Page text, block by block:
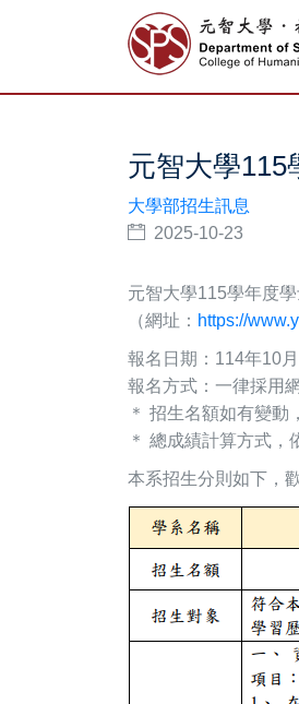
元智大學115
大學部招生訊息
2025-10-23
元智大學115學年度
（網址： https://
報名日期：114年10
報名方式：一律採用
＊ 招生名額如有變動
＊ 總成績計算方式，
本系招生分則如下，